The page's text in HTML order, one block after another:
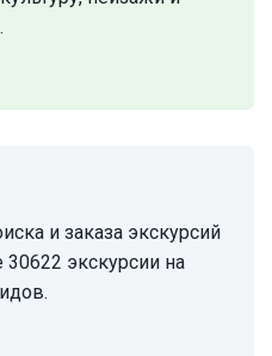
и заказа экскурсий
30622 экскурсии на